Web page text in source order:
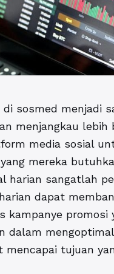
sosmed menjadi
menjangkau lebih
media sosial
mereka
harian sangatlah
dapat
promosi
dalam
tujuan